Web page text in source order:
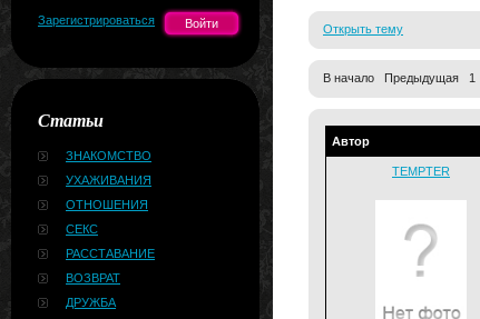
Зарегистрироваться
Статьи
ЗНАКОМСТВО
УХАЖИВАНИЯ
ОТНОШЕНИЯ
СЕКС
РАССТАВАНИЕ
ВОЗВРАТ
ДРУЖБА
Открыть тему
В начало Предыдущая 1
Автор
TEMPTER